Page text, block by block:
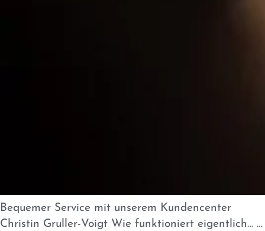
Bequemer Service mit unserem Kundencenter
Christin Gruller-Voigt Wie funktioniert eigentlich… …